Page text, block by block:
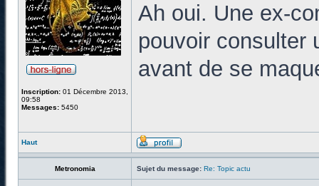
Inscription: 01 Décembre 2013,
09:58
Messages: 5450
Ah oui. Une ex-
pouvoir consulter
avant de se
Haut
Metronomia Sujet du message: Re: Topic actu